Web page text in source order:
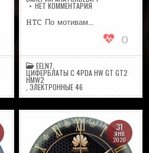
НЕТ КОММЕНТАРИЯНА
HTC По мотивам…
0
EELN7
ЦИФЕРБЛАТЫ С 4PDA HW GT GT2
HMW2
,ЭЛЕКТРОННЫЕ 46
31
ЯНВ
2020